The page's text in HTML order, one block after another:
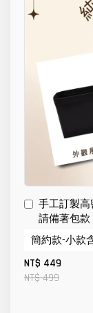
手工訂製
請備著包
NT$ 449
NT$ 499